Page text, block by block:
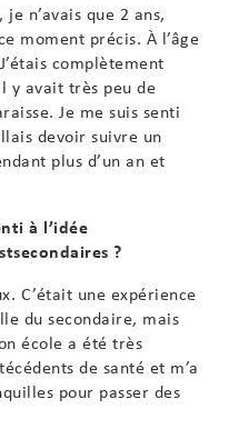
n’avais que 2 ans,
moment précis. À l’âge
complètement
y avait très peu de
Je me suis senti
devoir suivre un
plus d’un an et
à l’idée
?
C’était une expérience
du secondaire, mais
école a été très
de santé et m’a
pour passer des